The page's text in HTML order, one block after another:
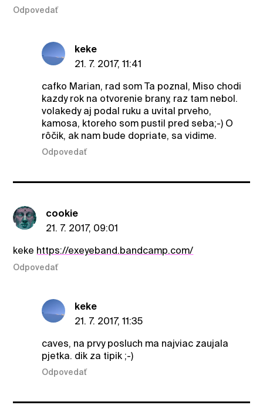
Odpovedať
keke
21. 7. 2017, 11:41
cafko Marian, rad som Ta poznal, Miso chodi
kazdy rok na otvorenie brany, raz tam nebol.
volakedy aj podal ruku a uvital prveho,
kamosa, ktoreho som pustil pred seba;-) O
rôčik, ak nam bude dopriate, sa vidime.
Odpovedať
cookie
21. 7. 2017, 09:01
keke https://exeyeband.bandcamp.com/
Odpovedať
keke
21. 7. 2017, 11:35
caves, na prvy posluch ma najviac zaujala
pjetka. dik za tipik ;-)
Odpovedať